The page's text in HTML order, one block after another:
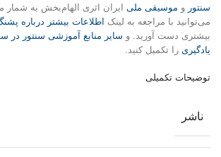
سنتور و موسیقی ملی ایران اثری الهام‌بخش به شمار
می‌توانید با مراجعه به لینک اطلاعات بیشتر درباره
بیشتری دست آورید. و سایر منابع آموزشی سنتور در
یادگیری را تکمیل کنید.
توضیحات تکمیلی
ناشر